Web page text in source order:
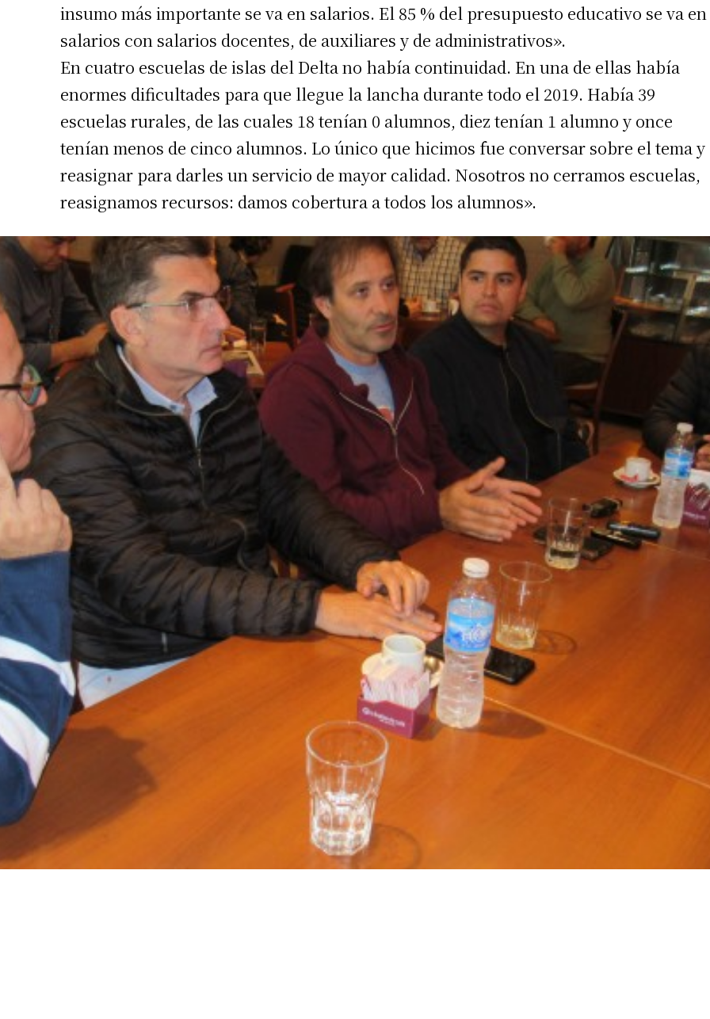
insumo más importante se va en salarios. El 85 % del presupuesto educativo se va en
salarios con salarios docentes, de auxiliares y de administrativos».
En cuatro escuelas de islas del Delta no había continuidad. En una de ellas había
enormes dificultades para que llegue la lancha durante todo el 2019. Había 39
escuelas rurales, de las cuales 18 tenían 0 alumnos, diez tenían 1 alumno y once
tenían menos de cinco alumnos. Lo único que hicimos fue conversar sobre el tema y
reasignar para darles un servicio de mayor calidad. Nosotros no cerramos escuelas,
reasignamos recursos: damos cobertura a todos los alumnos».